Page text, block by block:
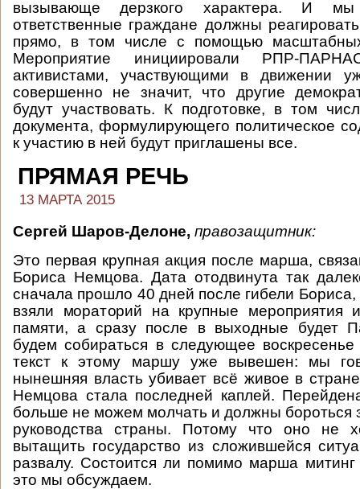
вызывающе дерзкого характера. И
ответственные граждане должны
прямо, в том числе с помощью
Мероприятие инициировали РПР-
активистами, участвующими в движении
совершенно не значит, что другие
будут участвовать. К подготовке, в том
документа, формулирующего политическое
к участию в ней будут приглашены все.
ПРЯМАЯ РЕЧЬ
13 МАРТА 2015
Сергей Шаров-Делоне, правозащитник:
Это первая крупная акция после марша,
Бориса Немцова. Дата отодвинута так
сначала прошло 40 дней после гибели
взяли мораторий на крупные мероприятия
памяти, а сразу после в выходные будет
будем собираться в следующее
текст к этому маршу уже вывешен: мы
нынешняя власть убивает всё живое в
Немцова стала последней каплей.
больше не можем молчать и должны бороться
руководства страны. Потому что оно не
вытащить государство из сложившейся
развалу. Состоится ли помимо марша митинг
это мы обсуждаем.